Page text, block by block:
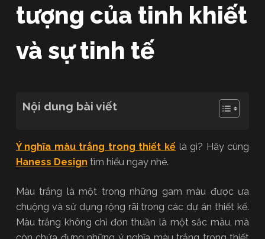
tượng của tinh khiết
và sự tinh tế
Nội dung bài viết
Ý nghĩa màu trắng trong thiết kế là gì? Hãy cùng
Haness Design tìm hiểu ngay nhé.
Màu trắng là một trong những gam màu được ưa
chuộng và sử dụng rộng rãi trong các dự án thiết kế.
Màu trắng không chỉ đơn thuần là một sắc màu, mà